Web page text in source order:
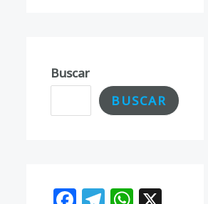
Buscar
BUSCAR